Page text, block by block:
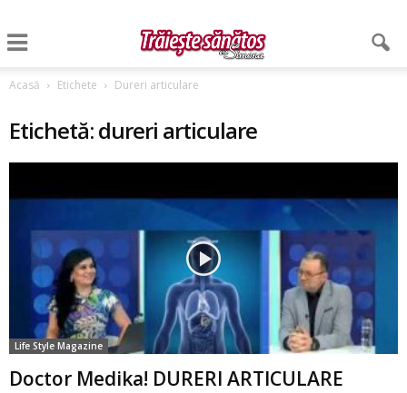
Acasă Etichete Dureri articulare
Etichetă: dureri articulare
Life Style Magazine
Doctor Medika! DURERI ARTICULARE